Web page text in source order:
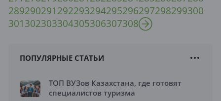
289290291292293294295296297298299300
301302303304305306307308
ПОПУЛЯРНЫЕ СТАТЬИ
ТОП ВУЗов Казахстана, где готовят
специалистов туризма